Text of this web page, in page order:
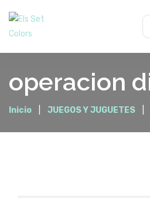
operacion
Inicio JUEGOS Y JUGUETES